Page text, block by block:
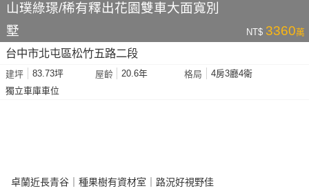
山璞綠璟/稀有釋出花園雙車大面寬別
墅
NT$ 3360萬
台中市北屯區松竹五路二段
建坪 83.73坪 屋齡 20.6年 格局
4房3廳4衛
獨立車庫車位